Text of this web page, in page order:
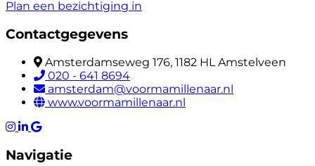
Plan een bezichtiging in
Contactgegevens
Amsterdamseweg 176, 1182 HL Amstelveen
020 - 641 8694
amsterdam@voormamillenaar.nl
www.voormamillenaar.nl
Navigatie